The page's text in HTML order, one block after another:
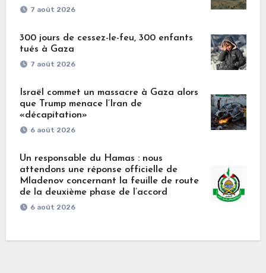
7 août 2026
300 jours de cessez-le-feu, 300 enfants
tués à Gaza
7 août 2026
Israël commet un massacre à Gaza alors
que Trump menace l’Iran de
«décapitation»
6 août 2026
Un responsable du Hamas : nous
attendons une réponse officielle de
Mladenov concernant la feuille de route
de la deuxième phase de l’accord
6 août 2026